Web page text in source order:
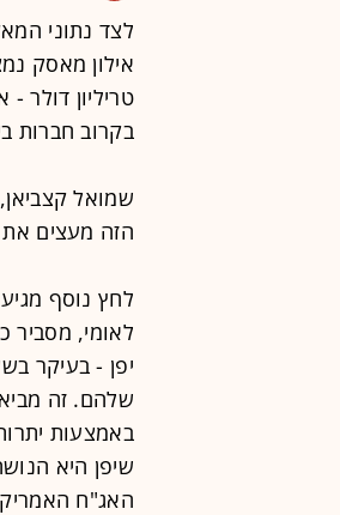
טריליון דולר
בקרוב חברות
שמואל
הזה מעצים את
לחץ נוסף
לאומי, מסביר
יפן - בעיקר
שלהם. זה
באמצעות
שיפן היא
האג"ח